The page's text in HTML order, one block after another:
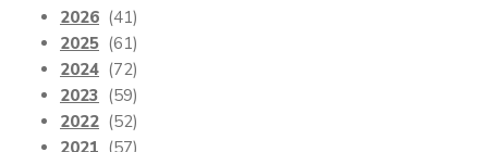
2026 (41)
2025 (61)
2024 (72)
2023 (59)
2022 (52)
2021 (57)